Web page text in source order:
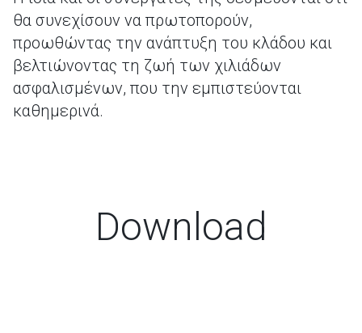
θα συνεχίσουν να πρωτοπορούν,
προωθώντας την ανάπτυξη του κλάδου και
βελτιώνοντας τη ζωή των χιλιάδων
ασφαλισμένων, που την εμπιστεύονται
καθημερινά.
Download